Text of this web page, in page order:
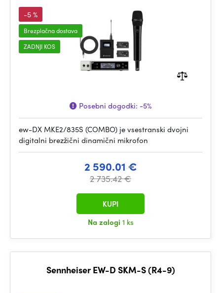
-5 %
Brezplačna dostava
ZADNJI KOS
Posebni dogodki: -5%
ew-DX MKE2/835S (COMBO) je vsestranski dvojni
digitalni brezžični dinamični mikrofon
2 590.01 €
2 735.42 €
Na zalogi 1 ks
KUPI
Sennheiser EW-D SKM-S (R4-9)